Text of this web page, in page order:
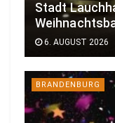
Stadt
6. AUGUST 2026
BRANDENBURG